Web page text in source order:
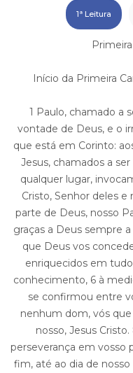
1ª Leitura
Início da Primeira
1 Paulo, chamado a
vontade de Deus, e o
que está em Corinto:
Jesus, chamados a
qualquer lugar,
Cristo, Senhor deles e
parte de Deus, nosso
graças a Deus sempre
que Deus vos
enriquecidos em
conhecimento, 6 à
se confirmou entre
nenhum dom, vós
nosso, Jesus
perseverança em vosso
fim, até ao dia de nosso